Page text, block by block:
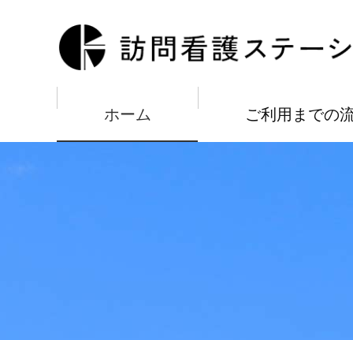
訪問看護ステーション現
ホーム ご利用までの